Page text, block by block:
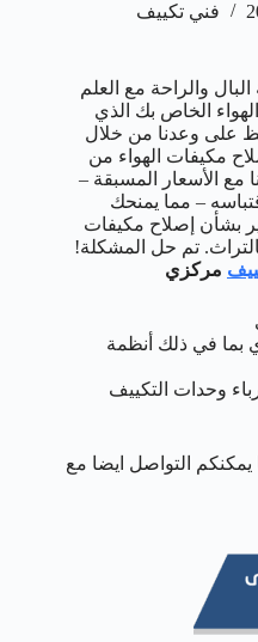
فني تكييف
والراحة مع العلم
الخاص بك الذي
على وعدنا من خلال
مكيفات الهواء من
مع الأسعار المسبقة –
– مما يمنحك
بشأن إصلاح مكيفات
تم حل المشكلة!
مركزي
بما في ذلك أنظمة
وحدات التكييف
يمكنكم التواصل ايضا مع